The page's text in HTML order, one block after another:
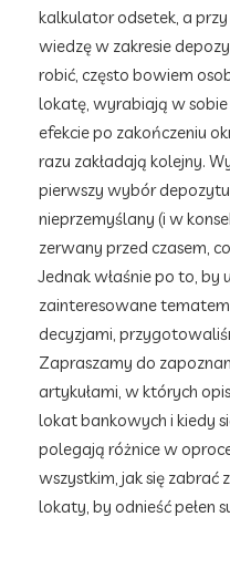
kalkulator odsetek, a
wiedzę w zakresie
robić, często bowiem
lokatę, wyrabiają w
efekcie po zakończeniu
razu zakładają kolejny.
pierwszy wybór
nieprzemyślany (i w
zerwany przed czasem,
Jednak właśnie po to, by
zainteresowane
decyzjami,
Zapraszamy do
artykułami, w których
lokat bankowych i kiedy
polegają różnice w
wszystkim, jak się zabrać
lokaty, by odnieść pełen